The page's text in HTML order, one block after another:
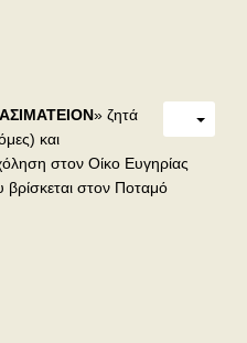
» ζητά
και
στον Οίκο Ευγηρίας
στον Ποταμό